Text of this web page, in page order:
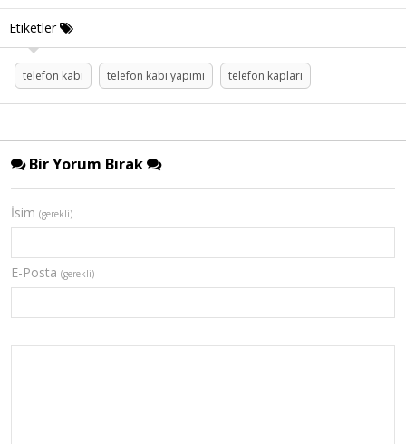
Etiketler
telefon kabı telefon kabı yapımı telefon kapları
Bir Yorum Bırak
İsim (gerekli)
E-Posta (gerekli)